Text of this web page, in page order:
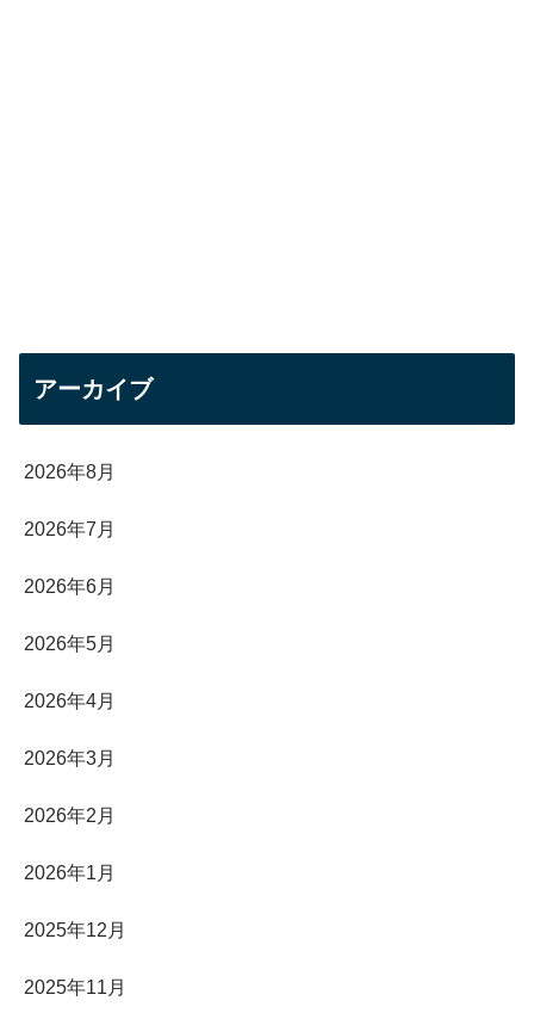
アーカイブ
2026年8月
2026年7月
2026年6月
2026年5月
2026年4月
2026年3月
2026年2月
2026年1月
2025年12月
2025年11月